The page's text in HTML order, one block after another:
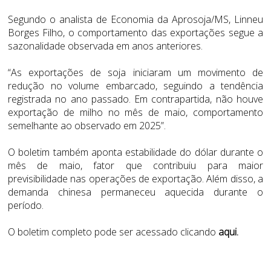
Segundo o analista de Economia da Aprosoja/MS, Linneu
Borges Filho, o comportamento das exportações segue a
sazonalidade observada em anos anteriores.
“As exportações de soja iniciaram um movimento de
redução no volume embarcado, seguindo a tendência
registrada no ano passado. Em contrapartida, não houve
exportação de milho no mês de maio, comportamento
semelhante ao observado em 2025”.
O boletim também aponta estabilidade do dólar durante o
mês de maio, fator que contribuiu para maior
previsibilidade nas operações de exportação. Além disso, a
demanda chinesa permaneceu aquecida durante o
período.
O boletim completo pode ser acessado clicando aqui.